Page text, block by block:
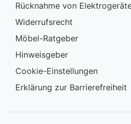
Rücknahme von
Widerrufsrecht
Möbel-Ratgeber
Hinweisgeber
Cookie-Einstellungen
Erklärung zur Barrierefreiheit